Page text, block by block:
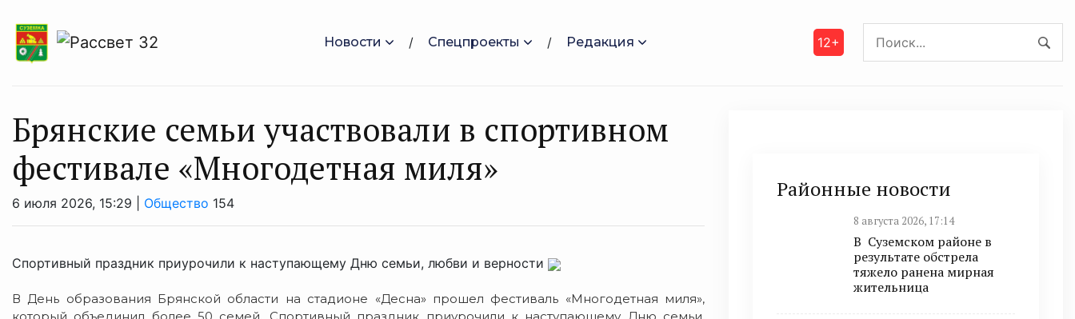
Новости Спецпроекты Редакция 12+
Брянские семьи участвовали в спортивном
фестивале «Многодетная миля»
6 июля 2026, 15:29 | Общество 154
Спортивный праздник приурочили к наступающему Дню семьи, любви и верности
В День образования Брянской области на стадионе «Десна» прошел фестиваль «Многодетная миля»,
Районные новости
8 августа 2026, 17:14
В Суземском районе в
результате обстрела
тяжело ранена мирная
жительница